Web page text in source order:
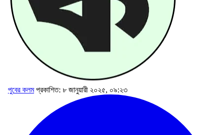
পুবের কলম প্রকাশিত: ৮ জানুয়ারী ২০২৫, ০৯:২৩